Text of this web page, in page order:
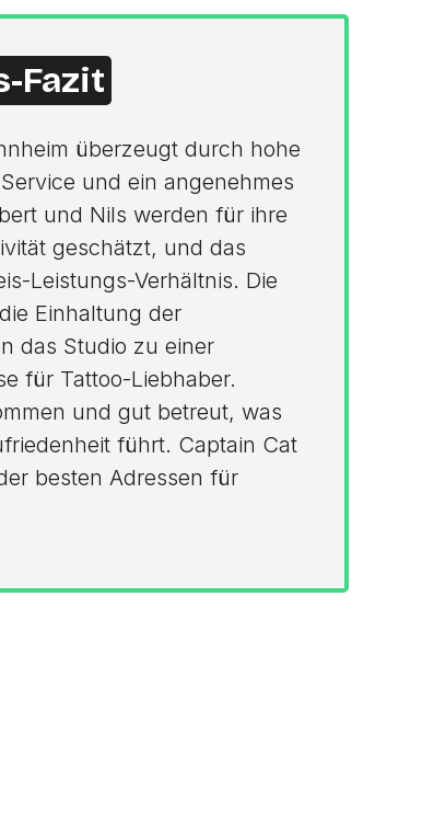
Fazit
überzeugt durch hohe
und ein angenehmes
und Nils werden für ihre
geschätzt, und das
Leistungs-Verhältnis. Die
Einhaltung der
das Studio zu einer
für Tattoo-Liebhaber.
und gut betreut, was
führt. Captain Cat
besten Adressen für